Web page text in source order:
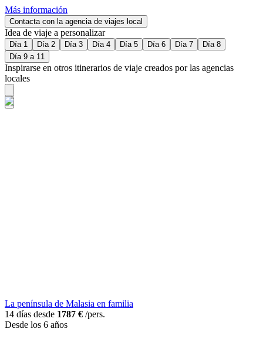
Más información
Contacta con la agencia de viajes local
Idea de viaje a personalizar
Día 1 Día 2 Día 3 Día 4 Día 5 Día 6 Día 7
Día 8
Día 9 a 11
Inspirarse en otros itinerarios de viaje creados por las agencias
locales
La península de Malasia en familia
14 días desde 1787 € /pers.
Desde los 6 años